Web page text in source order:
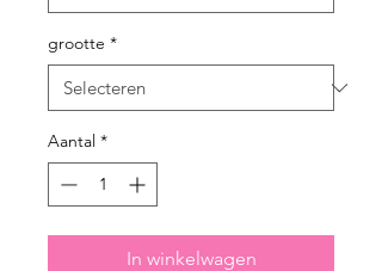
grootte *
Aantal *
In winkelwagen